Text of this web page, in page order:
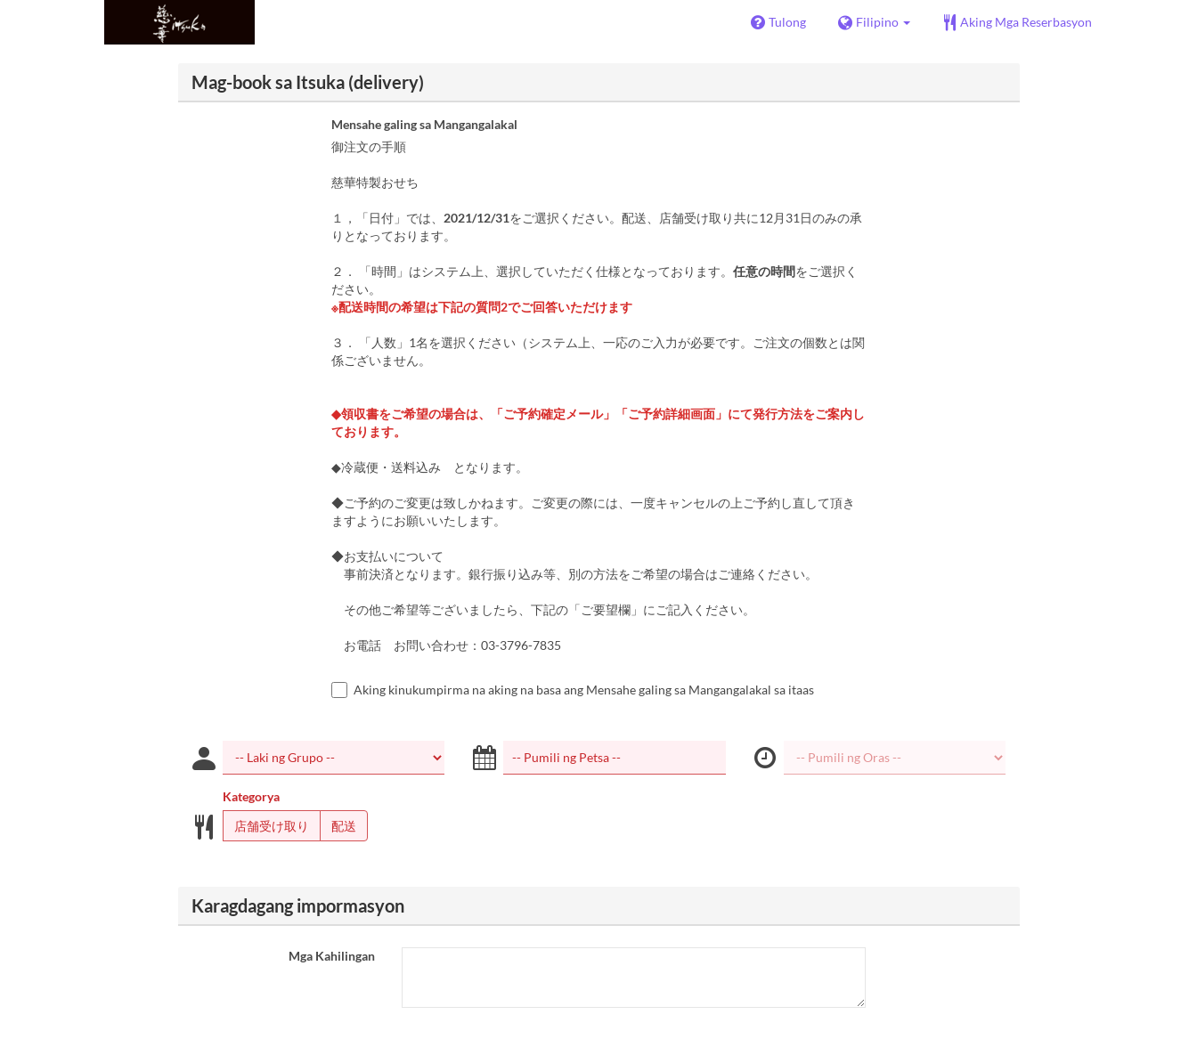
Tulong Filipino Aking Mga Reserbasyon
Mag-book sa Itsuka (delivery)
Mensahe galing sa Mangangalakal
御注文の手順
慈華特製おせち
１，「日付」では、 2021/12/31をご選択ください。配送、店舗受け取り共に12月31日のみの承
りとなっております。
２． 「時間」はシステム上、選択していただく仕様となっております。 任意の時間をご選択く
ださい。
※配送時間の希望は下記の質問2でご回答いただけます
３． 「人数」1名を選択ください（システム上、一応のご入力が必要です。ご注文の個数とは関
係ございません。
◆領収書をご希望の場合は、「ご予約確定メール」「ご予約詳細画面」にて発行方法をご案内し
ております。
◆冷蔵便・送料込み となります。
◆ご予約のご変更は致しかねます。ご変更の際には、一度キャンセルの上ご予約し直して頂き
ますようにお願いいたします。
◆お支払いについて
事前決済となります。銀行振り込み等、別の方法をご希望の場合はご連絡ください。
その他ご希望等ございましたら、下記の「ご要望欄」にご記入ください。
お電話 お問い合わせ：03-3796-7835
Aking kinukumpirma na aking na basa ang Mensahe galing sa Mangangalakal sa itaas
Kategorya
店舗受け取り
配送
Karagdagang impormasyon
Mga Kahilingan